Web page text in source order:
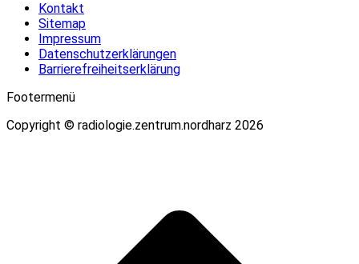
Kontakt
Sitemap
Impressum
Datenschutzerklärungen
Barrierefreiheitserklärung
Footermenü
Copyright © radiologie.zentrum.nordharz 2026